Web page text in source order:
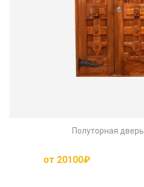
Полуторная дверь
от 20100₽